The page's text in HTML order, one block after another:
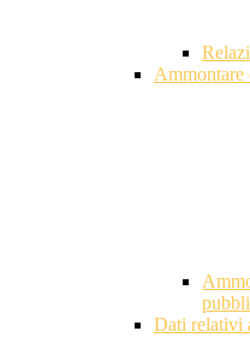
Ammontare
Dati relativi